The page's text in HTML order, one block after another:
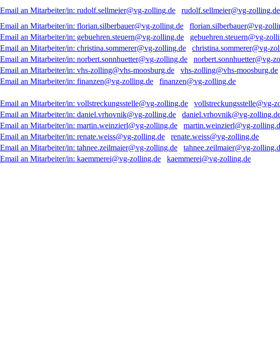
rudolf.sellmeier@vg-zolling.de
florian.silberbauer@vg-
gebuehren.steuern@vg-
christina.sommerer@vg-
norbert.sonnhuetter@vg-
vhs-zolling@vhs-moosburg.de
finanzen@vg-zolling.de
vollstreckungsstelle@vg-
daniel.vrhovnik@vg-
martin.weinzierl@vg-
renate.weiss@vg-zolling.de
tahnee.zeilmaier@vg-
kaemmerei@vg-zolling.de